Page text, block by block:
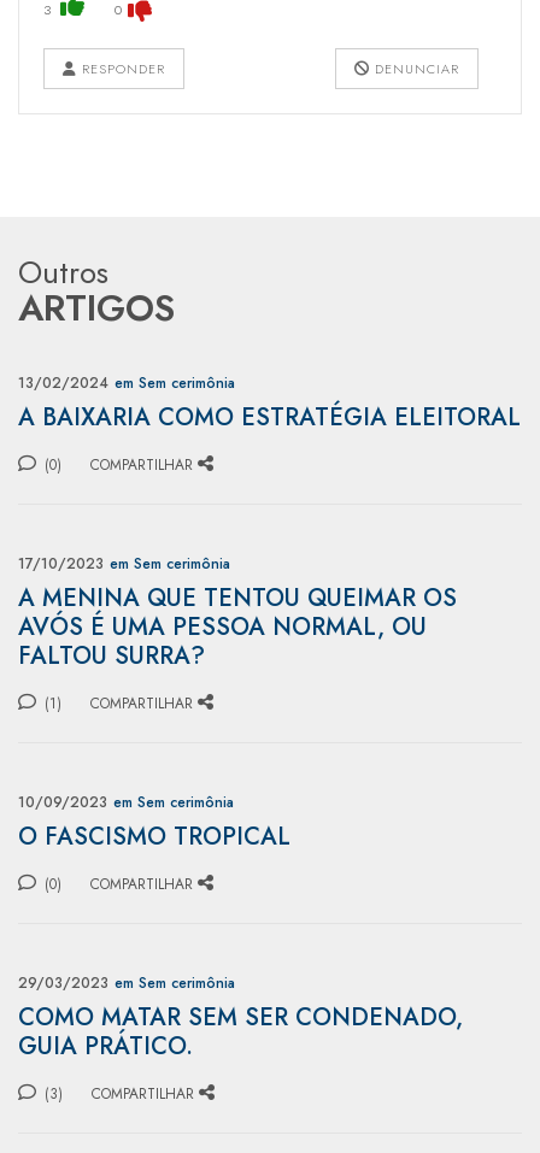
3 0
RESPONDER DENUNCIAR
Outros
ARTIGOS
13/02/2024 em Sem cerimônia
A BAIXARIA COMO ESTRATÉGIA ELEITORAL
(0) COMPARTILHAR
17/10/2023 em Sem cerimônia
A MENINA QUE TENTOU QUEIMAR OS
AVÓS É UMA PESSOA NORMAL, OU
FALTOU SURRA?
(1) COMPARTILHAR
10/09/2023 em Sem cerimônia
O FASCISMO TROPICAL
(0) COMPARTILHAR
29/03/2023 em Sem cerimônia
COMO MATAR SEM SER CONDENADO,
GUIA PRÁTICO.
(3) COMPARTILHAR